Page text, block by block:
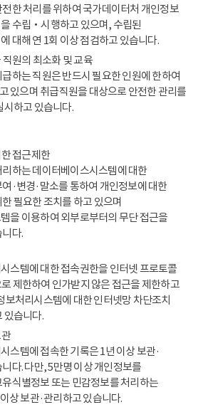
한 처리를 위하여 국가데이터처 개인정보
수립‧시행하고 있으며, 수립된
대해 연 1회 이상 점검하고 있습니다.
직원의 최소화 및 교육
하는 직원은 반드시 필요한 인원에 한하여
있으며 취급직원을 대상으로 안전한 관리를
시하고 있습니다.
접근제한
하는 데이터베이스시스템에 대한
·변경·말소를 통하여 개인정보에 대한
필요한 조치를 하고 있으며
을 이용하여 외부로부터의 무단 접근을
다.
스템에 대한 접속권한을 인터넷 프로토콜
제한하여 인가받지 않은 접근을 제한하고
보처리시스템에 대한 인터넷망 차단조치
있습니다.
스템에 접속한 기록은 1년 이상 보관·
다. 다만, 5만명 이상 개인정보를
식별정보 또는 민감정보를 처리하는
상 보관·관리하고 있습니다.